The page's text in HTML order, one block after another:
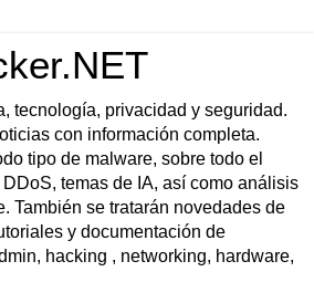
tecnología, privacidad y seguridad.
con información completa.
tipo de malware, sobre todo el
temas de IA, así como análisis
También se tratarán novedades de
y documentación de
hacking , networking, hardware,